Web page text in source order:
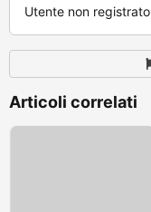
Utente non registrato
Articoli correlati